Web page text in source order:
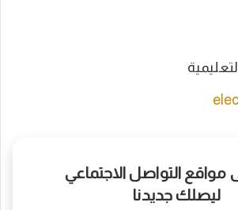
مواقع التواصل الاجتماعي
ليصلك جديدنا